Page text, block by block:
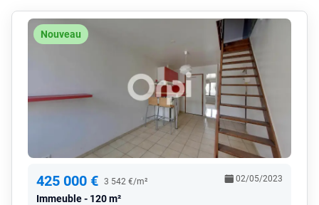
Nouveau
425 000 € 3 542 €/m²
Immeuble 120 m²
02/05/2023